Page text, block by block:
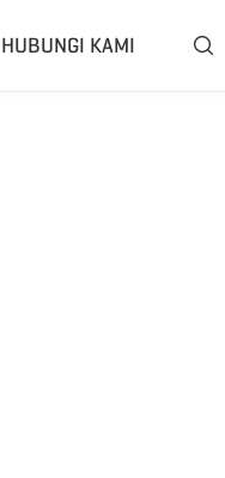
Eddy
Bead Ban
HUBUNGI KAMI 